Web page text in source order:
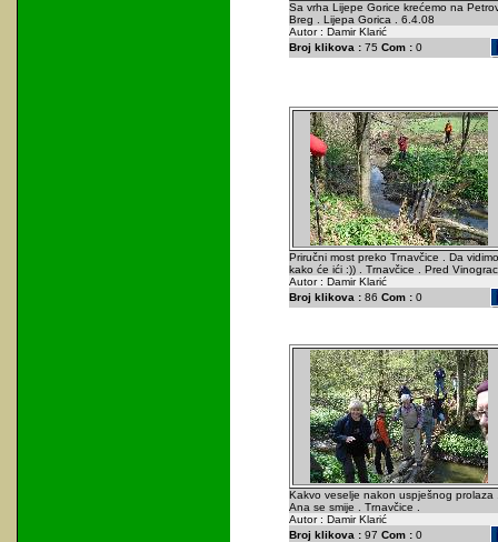
Sa vrha Lijepe Gorice krećemo na
Breg . Lijepa Gorica . 6.4.08
Autor : Damir Klarić
Broj klikova :75 Com :0
Priručni most preko Trnavčice . Da vidimo
kako će ići :)) . Trnavčice . Pred
Autor : Damir Klarić
Broj klikova :86 Com :0
Kakvo veselje nakon uspješnog prolaza
Ana se smije . Trnavčice .
Autor : Damir Klarić
Broj klikova :97 Com :0